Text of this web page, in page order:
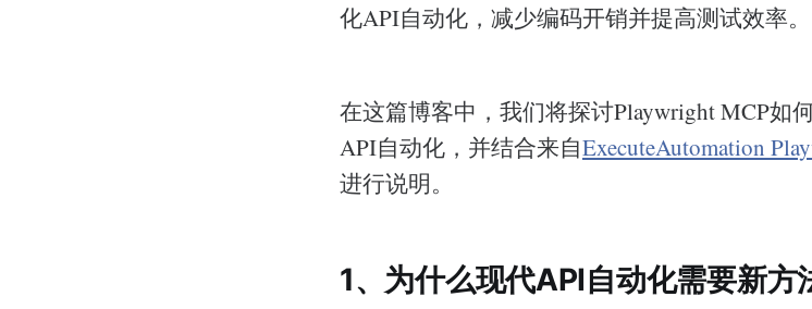
化API自动化，减少编码开销并提高测试效率。
在这篇博客中，我们将探讨Playwright MCP如
API自动化，并结合来自ExecuteAutomation
进行说明。
1、为什么现代API自动化需要新方